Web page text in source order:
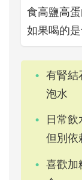
食高鹽高
如果喝的
有腎結
泡水
日常
但別依
喜歡加